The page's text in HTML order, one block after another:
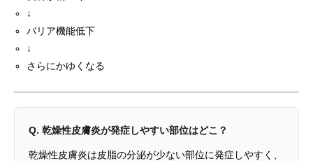
↓
バリア機能低下
↓
さらにかゆくなる
Q. 乾燥性皮膚炎が発症しやすい部位はどこ？
乾燥性皮膚炎は皮脂の分泌が少ない部位に発症しやすく、